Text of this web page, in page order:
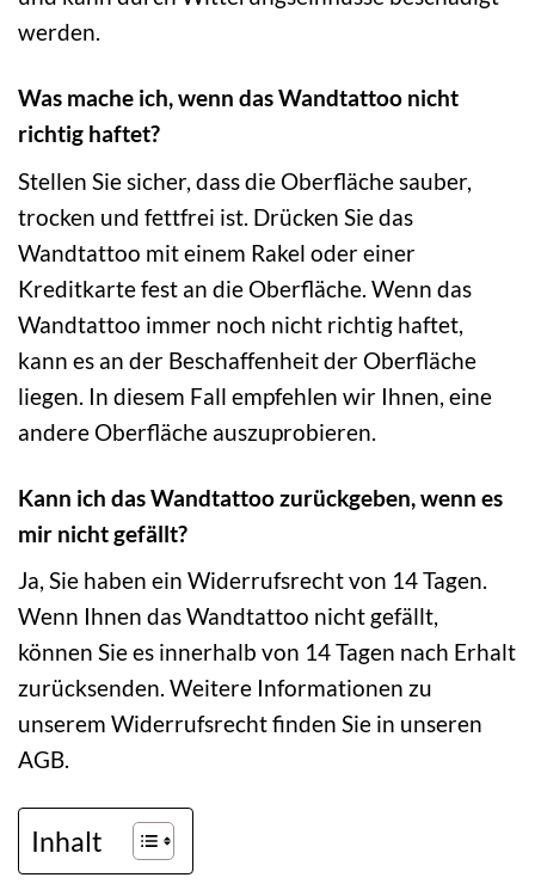
werden.
Was mache ich, wenn das Wandtattoo nicht
richtig haftet?
Stellen Sie sicher, dass die Oberfläche sauber,
trocken und fettfrei ist. Drücken Sie das
Wandtattoo mit einem Rakel oder einer
Kreditkarte fest an die Oberfläche. Wenn das
Wandtattoo immer noch nicht richtig haftet,
kann es an der Beschaffenheit der Oberfläche
liegen. In diesem Fall empfehlen wir Ihnen, eine
andere Oberfläche auszuprobieren.
Kann ich das Wandtattoo zurückgeben, wenn es
mir nicht gefällt?
Ja, Sie haben ein Widerrufsrecht von 14 Tagen.
Wenn Ihnen das Wandtattoo nicht gefällt,
können Sie es innerhalb von 14 Tagen nach Erhalt
zurücksenden. Weitere Informationen zu
unserem Widerrufsrecht finden Sie in unseren
AGB.
Inhalt